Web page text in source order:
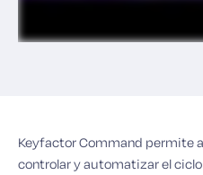
Keyfactor Command permite
controlar y automatizar el ciclo